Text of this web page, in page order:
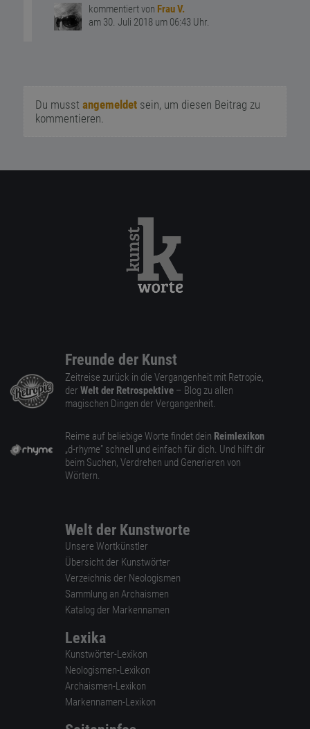
kommentiert von Frau V.
am 30. Juli 2018 um 06:43 Uhr.
Du musst angemeldetsein, um diesen Beitrag zu
kommentieren.
Freunde der Kunst
Zeitreise zurück in die Vergangenheit mit Retropie,
der Welt der Retrospektive – Blog zu allen
magischen Dingen der Vergangenheit.
Reime auf beliebige Worte findet dein Reimlexikon
„d-rhyme” schnell und einfach für dich. Und hilft dir
beim Suchen, Verdrehen und Generieren von
Wörtern.
Welt der Kunstworte
Unsere Wortkünstler
Übersicht der Kunstwörter
Verzeichnis der Neologismen
Sammlung an Archaismen
Katalog der Markennamen
Lexika
Kunstwörter-Lexikon
Neologismen-Lexikon
Archaismen-Lexikon
Markennamen-Lexikon